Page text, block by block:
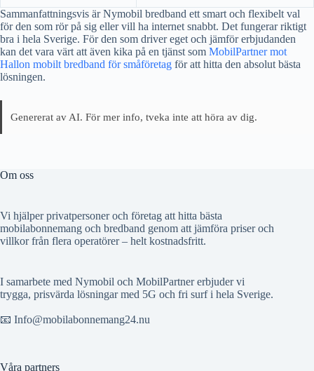
Sammanfattningsvis är Nymobil bredband ett smart och flexibelt val
för den som rör på sig eller vill ha internet snabbt. Det fungerar riktigt
bra i hela Sverige. För den som driver eget och jämför erbjudanden
kan det vara värt att även kika på en tjänst som MobilPartner mot
Hallon mobilt bredband för småföretag för att hitta den absolut bästa
lösningen.
Genererat av AI. För mer info, tveka inte att höra av dig.
Om oss
Vi hjälper privatpersoner och företag att hitta bästa
mobilabonnemang och bredband genom att jämföra priser och
villkor från flera operatörer – helt kostnadsfritt.
I samarbete med Nymobil och MobilPartner erbjuder vi
trygga, prisvärda lösningar med 5G och fri surf i hela Sverige.
📧 Info@mobilabonnemang24.nu
Våra partners